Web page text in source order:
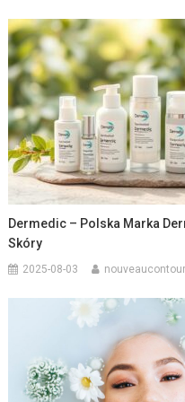
Dermedic – Polska Marka
Skóry
2025-08-03